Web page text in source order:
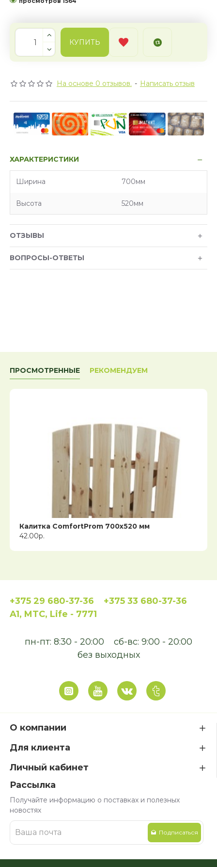
На основе 0 отзывов. - Написать отзыв
КУПИТЬ
ХАРАКТЕРИСТИКИ
Характеристики
Ширина 700мм
Высота 520мм
ОТЗЫВЫ
ВОПРОСЫ-ОТВЕТЫ
ПРОСМОТРЕННЫЕ РЕКОМЕНДУЕМ
Калитка ComfortProm 700х520 мм
42.00р.
+375 29 680-37-36
+375 33 680-37-36
A1, MTC, Life - 7771
пн-пт: 8:30 - 20:00
сб-вс: 9:00 - 20:00
без выходных
О компании
Для клиента
Личный кабинет
Рассылка
Получайте информацию о поставках и полезных
новостях
Подписаться